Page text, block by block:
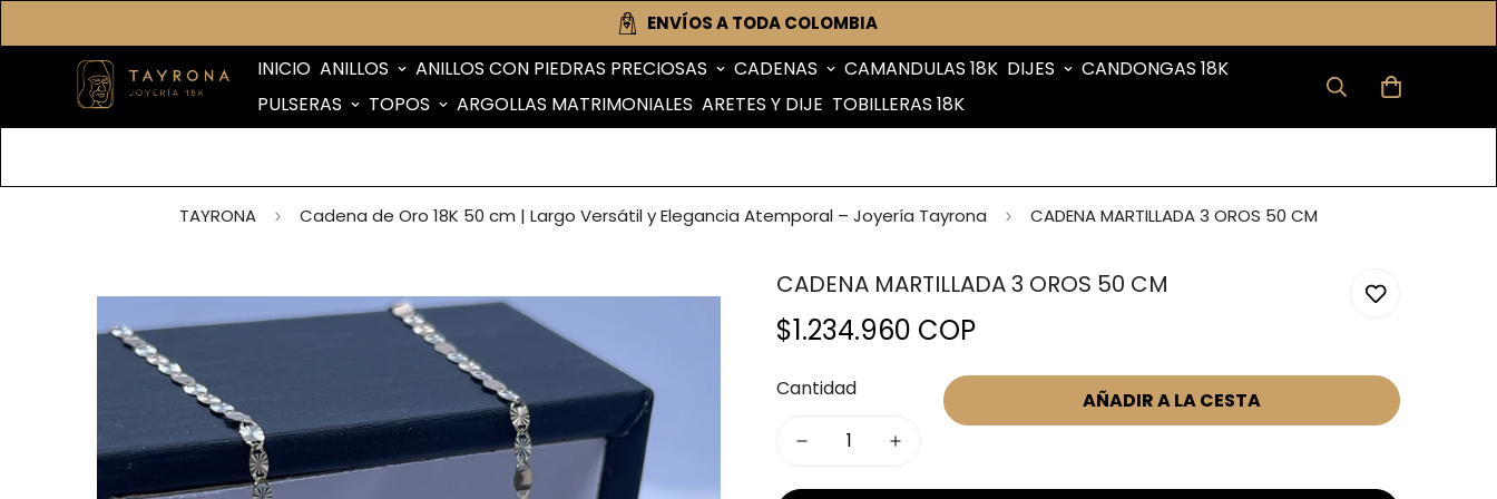
ENVÍOS A TODA COLOMBIA
INICIO ANILLOS ANILLOS CON PIEDRAS PRECIOSAS CADENAS CAMANDULAS 18K DIJES
CANDONGAS 18K
PULSERAS
TOPOS ARGOLLAS MATRIMONIALES ARETES Y DIJE TOBILLERAS 18K
TAYRONA Cadena de Oro 18K 50 cm | Largo Versátil y Elegancia Atemporal – Joyería Tayrona CADENA MARTILLADA 3 OROS 50 CM
CADENA MARTILLADA 3 OROS 50 CM
Precio
$1.234.960 COP
Cantidad AÑADIR A LA CESTA